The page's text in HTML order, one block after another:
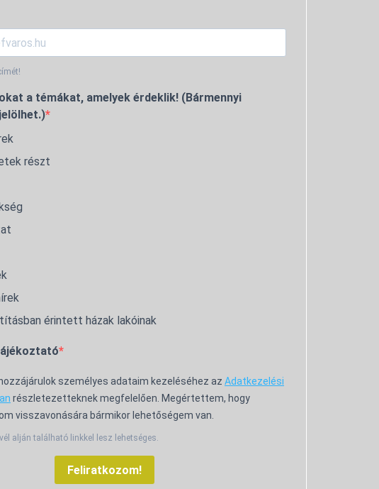
a témákat, amelyek érdeklik! (Bármennyi
részt
érintett házak lakóinak
személyes adataim kezeléséhez az Adatkezelési
részletezetteknek megfelelően. Megértettem, hogy
visszavonására bármikor lehetőségem van.
alján található linkkel lesz lehetséges.
Feliratkozom!